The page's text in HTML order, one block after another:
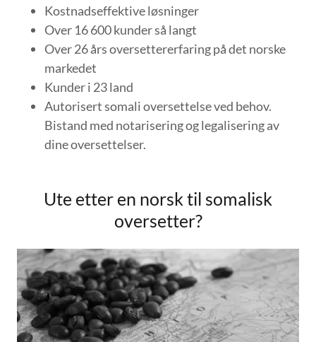
Kostnadseffektive løsninger
Over 16 600 kunder så langt
Over 26 års oversettererfaring på det norske
markedet
Kunder i 23 land
Autorisert somali oversettelse ved behov.
Bistand med notarisering og legalisering av
dine oversettelser.
Ute etter en norsk til somalisk
oversetter?